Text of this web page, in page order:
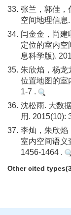
33. 张兰，郭佳，
空间地理信息
34. 闫金金，尚建
定位的室内空
息科学版).
35. 朱欣焰，杨龙
位置地图的室
1-7 .
36. 沈松雨. 大数
用. 2015(10):
37. 李灿，朱欣焰
室内空间语义
1456-1464 .
Other cited